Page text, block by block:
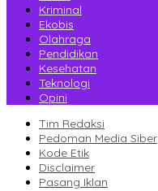
Kriminal
Ekobis
Olahraga
Pendidikan
Kesehatan
Teknologi
Opini
Tim Redaksi
Pedoman Media Siber
Kode Etik
Disclaimer
Pasang Iklan